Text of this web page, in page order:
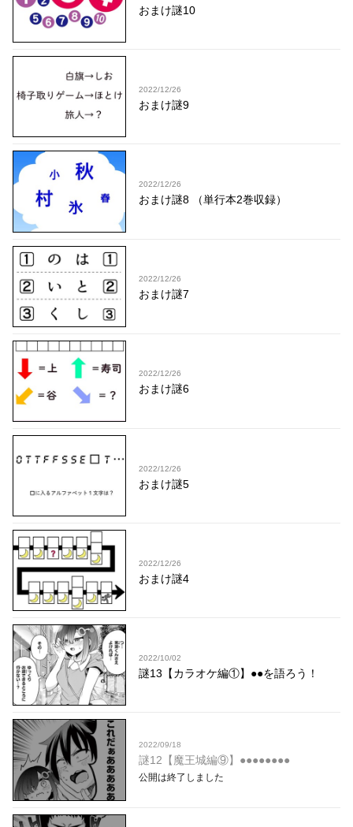
おまけ謎10
2022/12/26
おまけ謎9
2022/12/26
おまけ謎8 （単行本2巻収録）
2022/12/26
おまけ謎7
2022/12/26
おまけ謎6
2022/12/26
おまけ謎5
2022/12/26
おまけ謎4
2022/10/02
謎13【カラオケ編①】●●を語ろう！
2022/09/18
謎12【魔王城編⑨】●●●●●●●●
公開は終了しました